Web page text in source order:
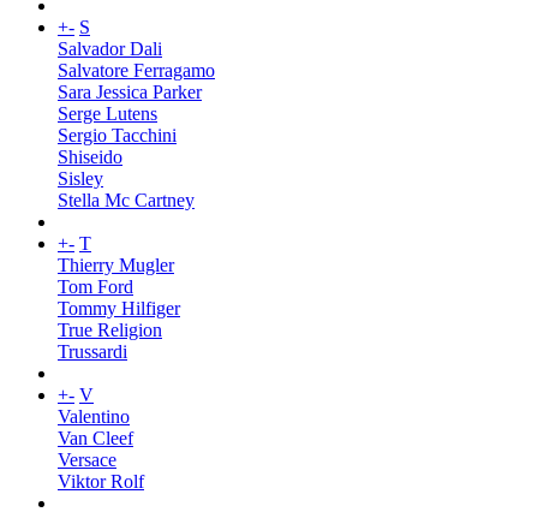
+- S
Salvador Dali
Salvatore Ferragamo
Sara Jessica Parker
Serge Lutens
Sergio Tacchini
Shiseido
Sisley
Stella Mc Cartney
+- T
Thierry Mugler
Tom Ford
Tommy Hilfiger
True Religion
Trussardi
+- V
Valentino
Van Cleef
Versace
Viktor Rolf